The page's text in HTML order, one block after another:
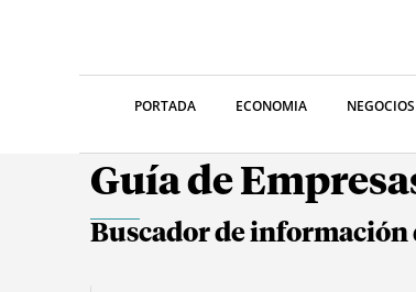
PORTADA ECONOMIA NEGOCIOS
Guía de
Buscador de información